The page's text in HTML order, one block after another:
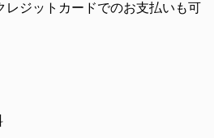
レジットカードでのお支払いも可